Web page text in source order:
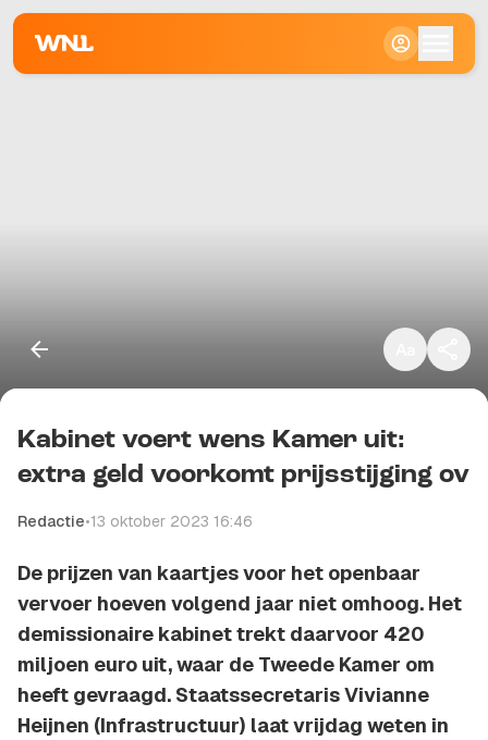
Kopieer link
Kabinet voert wens Kamer uit:
extra geld voorkomt prijsstijging ov
Redactie•13 oktober 2023 16:46
De prijzen van kaartjes voor het openbaar
vervoer hoeven volgend jaar niet omhoog. Het
demissionaire kabinet trekt daarvoor 420
miljoen euro uit, waar de Tweede Kamer om
heeft gevraagd. Staatssecretaris Vivianne
Heijnen (Infrastructuur) laat vrijdag weten in